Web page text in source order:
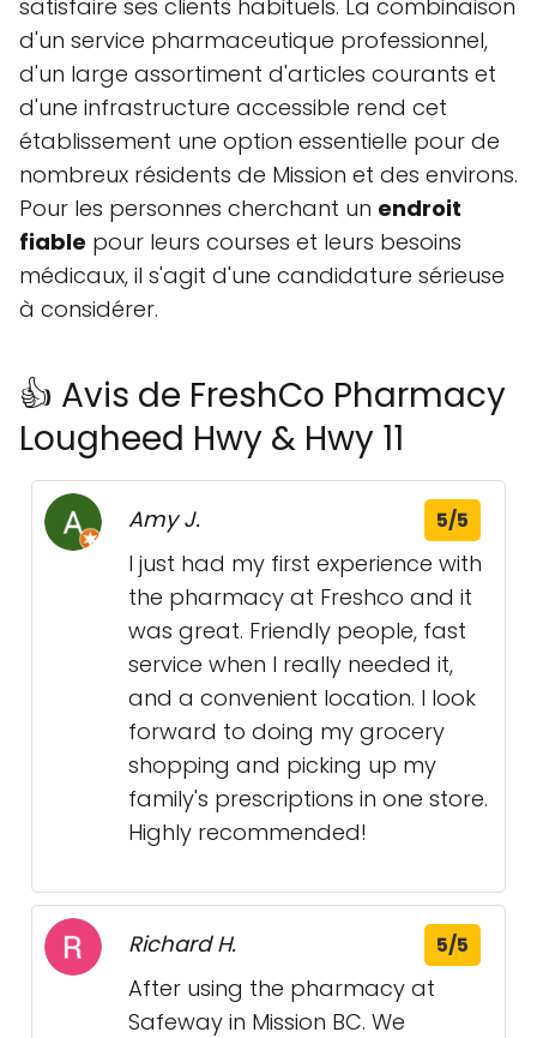
satisfaire ses clients habituels. La combinaison
d'un service pharmaceutique professionnel,
d'un large assortiment d'articles courants et
d'une infrastructure accessible rend cet
établissement une option essentielle pour de
nombreux résidents de Mission et des environs.
Pour les personnes cherchant un endroit
fiable pour leurs courses et leurs besoins
médicaux, il s'agit d'une candidature sérieuse
à considérer.
👍 Avis de FreshCo Pharmacy
Lougheed Hwy & Hwy 11
Amy J. 5/5
I just had my first experience with
the pharmacy at Freshco and it
was great. Friendly people, fast
service when I really needed it,
and a convenient location. I look
forward to doing my grocery
shopping and picking up my
family's prescriptions in one store.
Highly recommended!
Richard H. 5/5
After using the pharmacy at
Safeway in Mission BC. We